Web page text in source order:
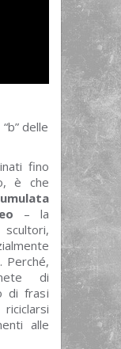
delle
fino
è che
– la
Perché,
di
di frasi
alle